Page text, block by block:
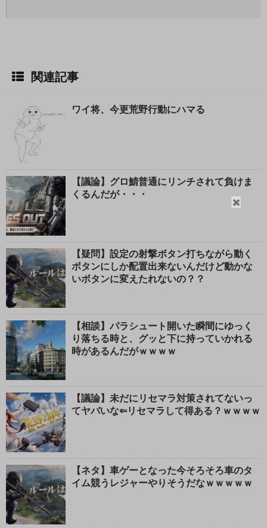
閉
関連記事
ワイ将、今更荒野行動にハマる
【議論】グロ鯖普通にリンチされて負けま
くるんだが・・・
【疑問】設定の射撃ボタン打ちながら動く
ボタンにしか配置出来ないんだけど動かな
いボタンに変えたれないの？？
【相談】パラシュート開いた瞬間にゆっく
り落ちる時と、グッと下に持っていかれる
時があるんだがｗｗｗｗ
【議論】未だにリセマラ対策されてないっ
てヤバいな⇐リセマラして得ある？ｗｗｗｗ
【ネタ】車ゲーとなった今そろそろ車のタ
イム競うレジャーやりそうだなｗｗｗｗｗ